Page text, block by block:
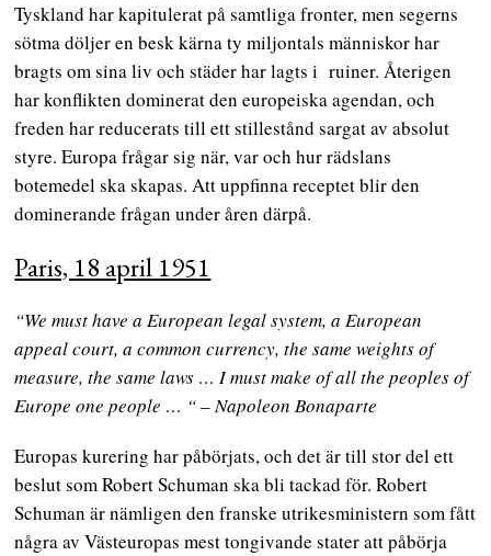
Tyskland har kapitulerat på samtliga fronter, men segerns
sötma döljer en besk kärna ty miljontals människor har
bragts om sina liv och städer har lagts i ruiner. Återigen
har konflikten dominerat den europeiska agendan, och
freden har reducerats till ett stillestånd sargat av absolut
styre. Europa frågar sig när, var och hur rädslans
botemedel ska skapas. Att uppfinna receptet blir den
dominerande frågan under åren därpå.
Paris, 18 april 1951
“We must have a European legal system, a European
appeal court, a common currency, the same weights of
measure, the same laws … I must make of all the peoples of
Europe one people … “–Napoleon Bonaparte
Europas kurering har påbörjats, och det är till stor del ett
beslut som Robert Schuman ska bli tackad för. Robert
Schuman är nämligen den franske utrikesministern som fått
några av Västeuropas mest tongivande stater att påbörja